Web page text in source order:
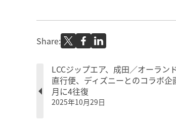
Share:
LCCジップエア、成田／オーラン
直行便、ディズニーとのコラボ
月に4往復
2025年10月29日